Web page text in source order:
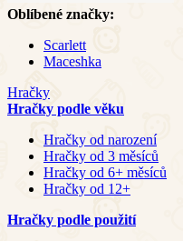
Oblíbené značky:
Scarlett
Maceshka
Hračky
Hračky podle věku
Hračky od narození
Hračky od 3 měsíců
Hračky od 6+ měsíců
Hračky od 12+
Hračky podle použití